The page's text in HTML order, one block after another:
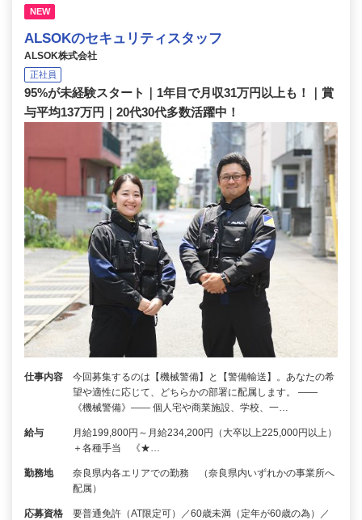
NEW
ALSOKのセキュリティスタッフ
ALSOK株式会社
正社員
95%が未経験スタート｜1年目で月収31万円以上も！｜賞
与平均137万円｜20代30代多数活躍中！
仕事内容
今回募集するのは【機械警備】と【警備輸送】。あなたの希
望や適性に応じて、どちらかの部署に配属します。 ――
《機械警備》―― 個人宅や商業施設、学校、一…
給与
月給199,800円～月給234,200円（大卒以上225,000円以上）
＋各種手当 《★…
勤務地
奈良県内各エリアでの勤務 （奈良県内いずれかの事業所へ
配属）
応募資格
要普通免許（AT限定可）／60歳未満（定年が60歳の為）／